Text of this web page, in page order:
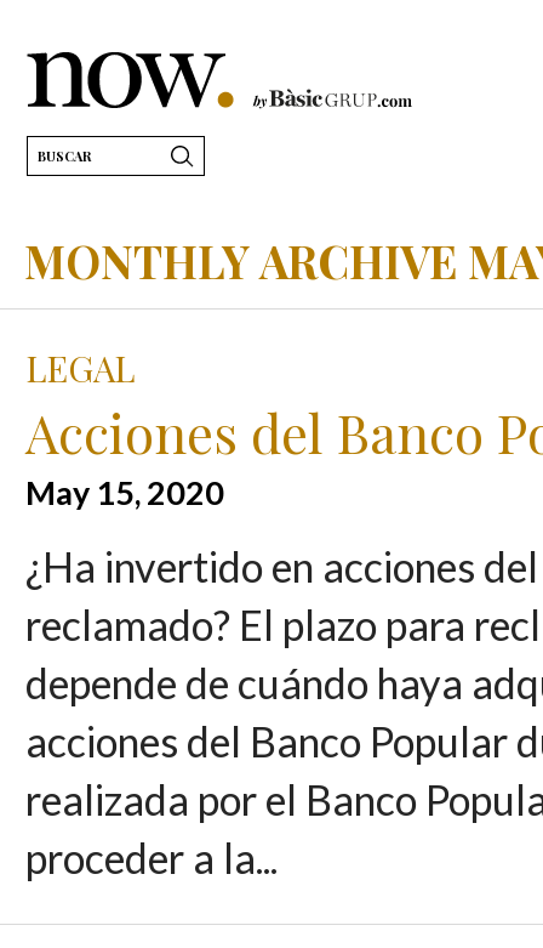
MONTHLY ARCHIVE
LEGAL
Acciones del Banco
May 15, 2020
¿Ha invertido en acciones
reclamado? El plazo para
depende de cuándo haya
acciones del Banco Popular
realizada por el Banco
proceder a la...